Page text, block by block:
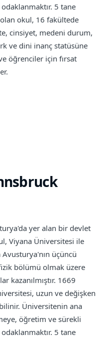
5 tane
okul, 16 fakültede
cinsiyet, medeni durum,
ve dini inanç statüsüne
öğrenciler için fırsat
yer alan bir devlet
Viyana Üniversitesi ile
üçüncü
bölümü olmak üzere
kazanılmıştır. 1669
uzun ve değişken
Üniversitenin ana
öğretim ve sürekli
5 tane